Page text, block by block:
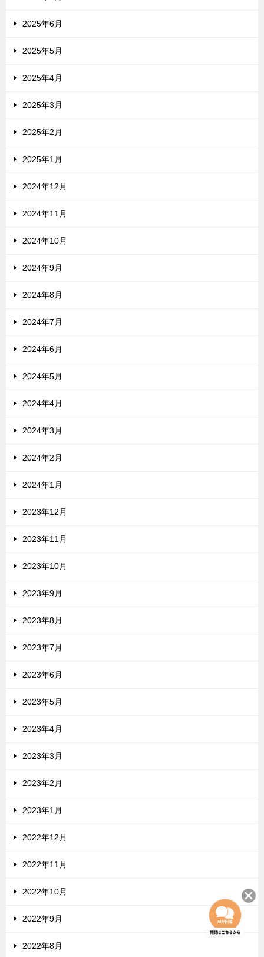
2025年6月
2025年5月
2025年4月
2025年3月
2025年2月
2025年1月
2024年12月
2024年11月
2024年10月
2024年9月
2024年8月
2024年7月
2024年6月
2024年5月
2024年4月
2024年3月
2024年2月
2024年1月
2023年12月
2023年11月
2023年10月
2023年9月
2023年8月
2023年7月
2023年6月
2023年5月
2023年4月
2023年3月
2023年2月
2023年1月
2022年12月
2022年11月
2022年10月
2022年9月
2022年8月